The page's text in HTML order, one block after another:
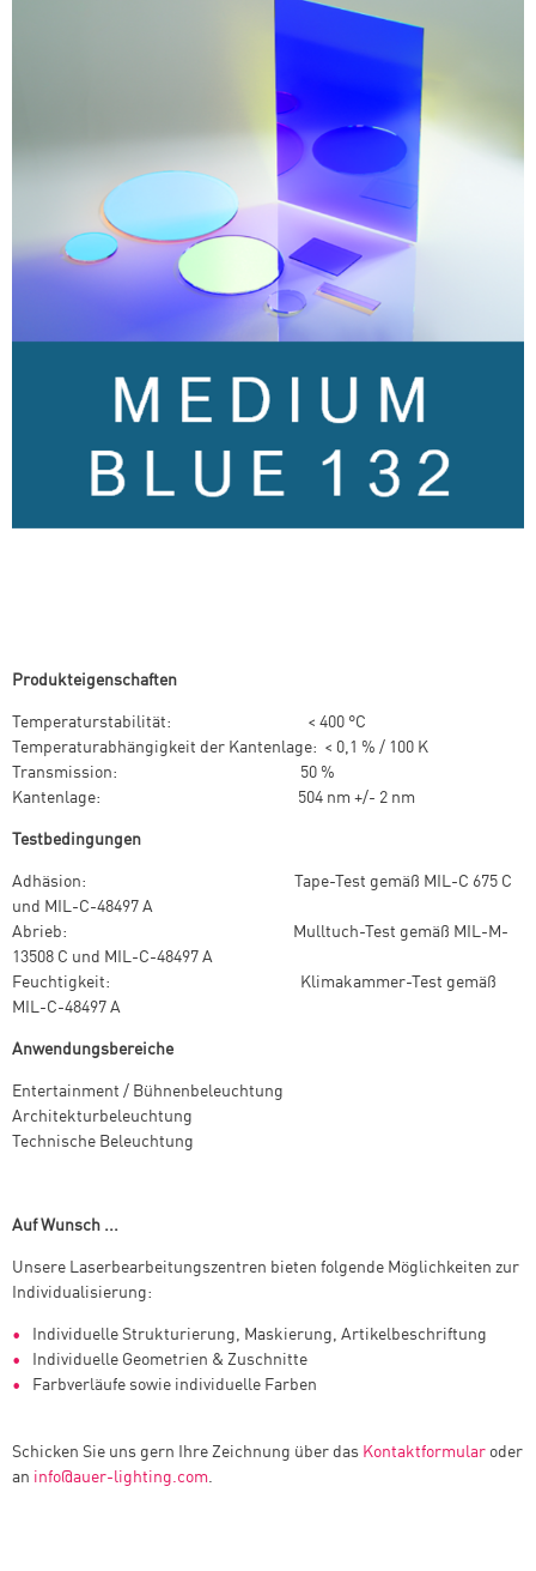
Produkteigenschaften
Temperaturstabilität: < 400 °C
Temperaturabhängigkeit der Kantenlage: < 0,1 % / 100 K
Transmission: 50 %
Kantenlage: 504 nm +/- 2 nm
Testbedingungen
Adhäsion: Tape-Test gemäß MIL-C 675 C
und MIL-C-48497 A
Abrieb: Mulltuch-Test gemäß MIL-M-
13508 C und MIL-C-48497 A
Feuchtigkeit: Klimakammer-Test gemäß
MIL-C-48497 A
Anwendungsbereiche
Entertainment / Bühnenbeleuchtung
Architekturbeleuchtung
Technische Beleuchtung
Auf Wunsch ...
Unsere Laserbearbeitungszentren bieten folgende Möglichkeiten zur
Individualisierung:
Individuelle Strukturierung, Maskierung, Artikelbeschriftung
Individuelle Geometrien & Zuschnitte
Farbverläufe sowie individuelle Farben
Schicken Sie uns gern Ihre Zeichnung über das Kontaktformular oder
an info@auer-lighting.com